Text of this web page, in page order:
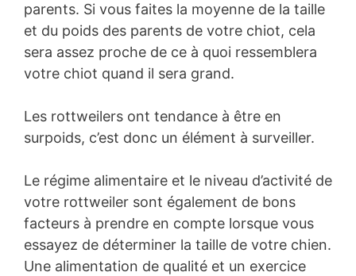
parents. Si vous faites la moyenne de la taille
et du poids des parents de votre chiot, cela
sera assez proche de ce à quoi ressemblera
votre chiot quand il sera grand.
Les rottweilers ont tendance à être en
surpoids, c’est donc un élément à surveiller.
Le régime alimentaire et le niveau d’activité de
votre rottweiler sont également de bons
facteurs à prendre en compte lorsque vous
essayez de déterminer la taille de votre chien.
Une alimentation de qualité et un exercice